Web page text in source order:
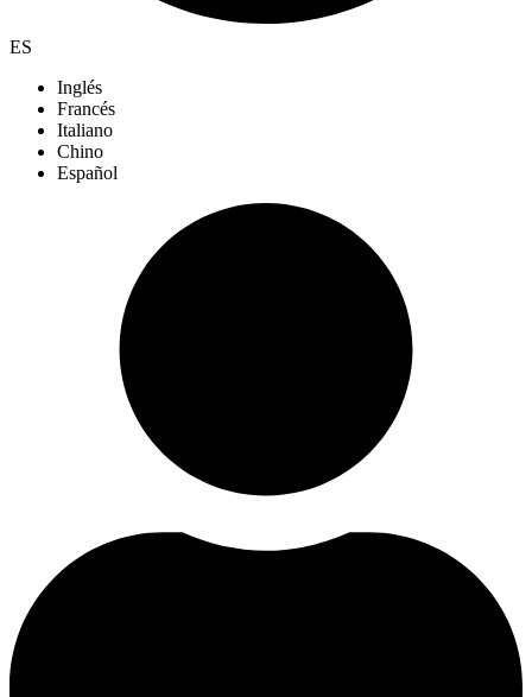
ES
Inglés
Francés
Italiano
Chino
Español